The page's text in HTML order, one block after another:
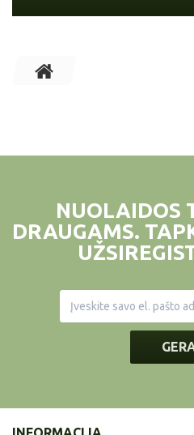
NUOLAIDOS
DRAUGAMS.